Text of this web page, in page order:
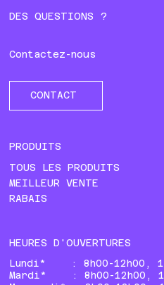
DES QUESTIONS ?
Contactez-nous
CONTACT
PRODUITS
TOUS LES PRODUITS
MEILLEUR VENTE
RABAIS
HEURES D'OUVERTURES
Lundi* : 8h00-12h00,
Mardi* : 8h00-12h00,